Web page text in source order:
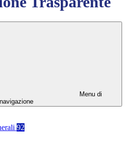
Menu di
navigazione
92